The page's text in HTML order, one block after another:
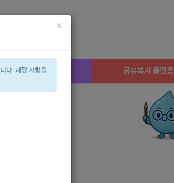
복지시설찾기 공유복지 플랫폼
사업자
×
다. 해당 사항을